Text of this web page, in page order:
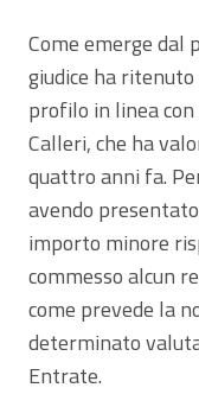
Come emerge dal
giudice ha
profilo in linea
Calleri, che ha
quattro anni fa.
avendo
importo minore
commesso alcun
come prevede la
determinato
Entrate.